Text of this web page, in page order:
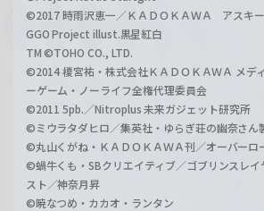
©2017 時雨沢恵一／ＫＡＤＯＫＡＷＡ アスキ
GGO Project illust.黒星紅白
TM ©TOHO CO., LTD.
©2014 榎宮祐・株式会社ＫＡＤＯＫＡＷＡ メデ
ーゲーム・ノーライフ全権代理委員会
©2011 5pb.／Nitroplus 未来ガジェット研究所
©ミウラタダヒロ／集英社・ゆらぎ荘の幽奈さん
©丸山くがね・ＫＡＤＯＫＡＷＡ刊／オーバーロ
©蝸牛くも・SBクリエイティブ／ゴブリンスレ
スト／神奈月昇
©暁なつめ・カカオ・ランタン